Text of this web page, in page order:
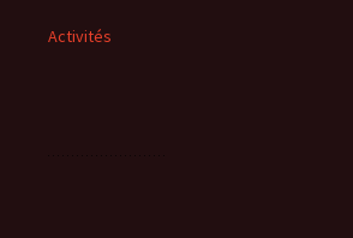
Activités